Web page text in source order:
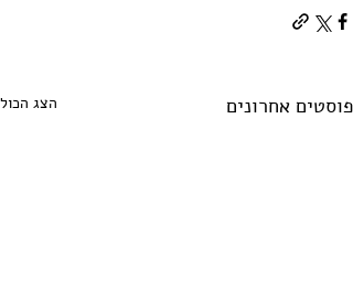
פוסטים אחרונים הצג הכול